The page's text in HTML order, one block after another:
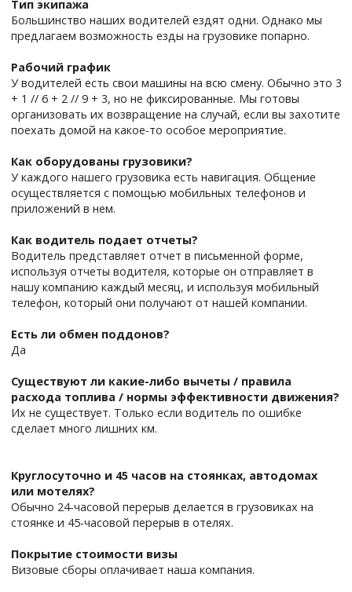
Тип экипажа
Большинство наших водителей ездят одни. Однако мы
предлагаем возможность езды на грузовике попарно.
Рабочий график
У водителей есть свои машины на всю смену. Обычно это 3
+ 1 // 6 + 2 // 9 + 3, но не фиксированные. Мы готовы
организовать их возвращение на случай, если вы захотите
поехать домой на какое-то особое мероприятие.
Как оборудованы грузовики?
У каждого нашего грузовика есть навигация. Общение
осуществляется с помощью мобильных телефонов и
приложений в нем.
Как водитель подает отчеты?
Водитель представляет отчет в письменной форме,
используя отчеты водителя, которые он отправляет в
нашу компанию каждый месяц, и используя мобильный
телефон, который они получают от нашей компании.
Есть ли обмен поддонов?
Да
Существуют ли какие-либо вычеты / правила
расхода топлива / нормы эффективности движения?
Их не существует. Только если водитель по ошибке
сделает много лишних км.
Круглосуточно и 45 часов на стоянках, автодомах
или мотелях?
Обычно 24-часовой перерыв делается в грузовиках на
стоянке и 45-часовой перерыв в отелях.
Покрытие стоимости визы
Визовые сборы оплачивает наша компания.